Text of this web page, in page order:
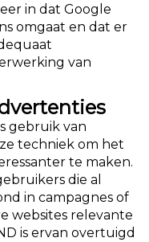
in dat Google
omgaat en dat er
van
gebruik van
techniek om het
te maken.
die al
in campagnes of
websites relevante
is ervan overtuigd